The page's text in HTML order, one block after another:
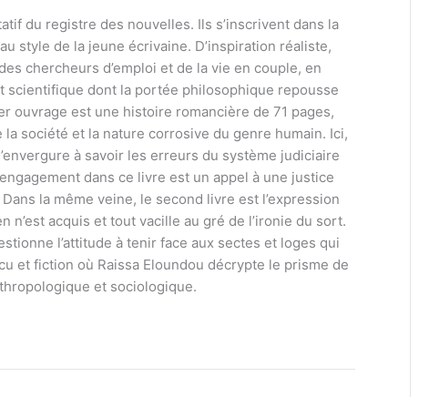
du registre des nouvelles. Ils s’inscrivent dans la
style de la jeune écrivaine. D’inspiration réaliste,
chercheurs d’emploi et de la vie en couple, en
dont la portée philosophique repousse
ouvrage est une histoire romancière de 71 pages,
société et la nature corrosive du genre humain. Ici,
à savoir les erreurs du système judiciaire
dans ce livre est un appel à une justice
la même veine, le second livre est l’expression
acquis et tout vacille au gré de l’ironie du sort.
l’attitude à tenir face aux sectes et loges qui
et fiction où Raissa Eloundou décrypte le prisme de
et sociologique.